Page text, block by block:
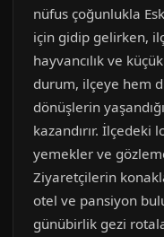
nüfus çoğunlukla
için gidip gelirken,
hayvancılık ve
durum, ilçeye hem
dönüşlerin
kazandırır. İlçedeki
yemekler ve
Ziyaretçilerin
otel ve pansiyon
günübirlik gezi